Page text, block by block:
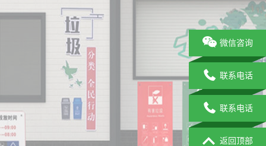
微信咨询
联系电话
联系电话
返回顶部